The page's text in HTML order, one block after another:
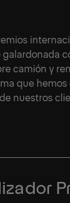
galardonada
camión y
que
nuestros